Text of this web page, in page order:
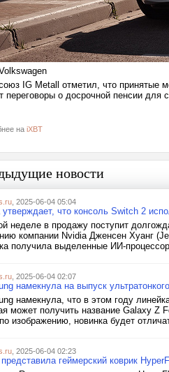
IG Metall отметил, что принятые
переговоры о досрочной пенсии для
на iXBT
новости
, 2025-06-04 05:04
утверждает, что консоль Switch 2
неделе в продажу поступит
компании Nvidia Дженсен Хуанг
получила выделенные ИИ-
, 2025-06-04 02:07
намекнула на выпуск
намекнула, что в этом году
может получить название Galaxy Z
изображению, новинка будет
, 2025-06-04 02:23
представила геймерский коврик